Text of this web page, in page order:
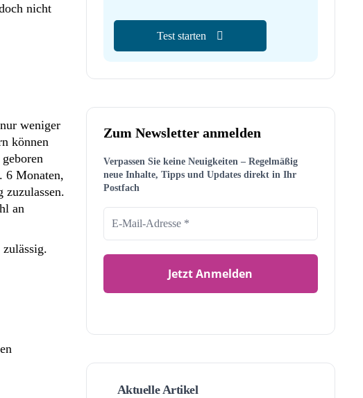
nicht
weniger
können
6 Monaten,
an
Test starten
Zum Newsletter anmelden
Verpassen Sie keine Neuigkeiten – Regelmäßig
neue Inhalte, Tipps und Updates direkt in Ihr
Postfach
Aktuelle Artikel